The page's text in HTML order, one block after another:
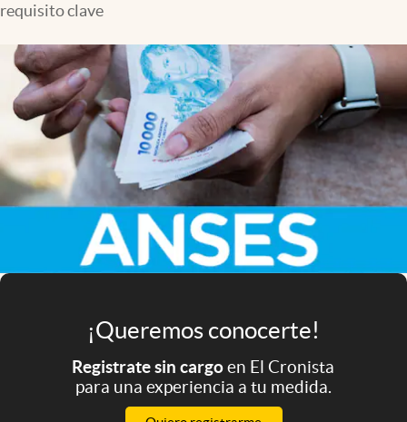
Clase
Clima
Mundial 2026
Eventos Corporativos
El Cronista Studio
abre en nueva pestaña
requisito clave
¡Queremos conocerte!
Registrate sin cargoen El Cronista
para una experiencia a tu medida.